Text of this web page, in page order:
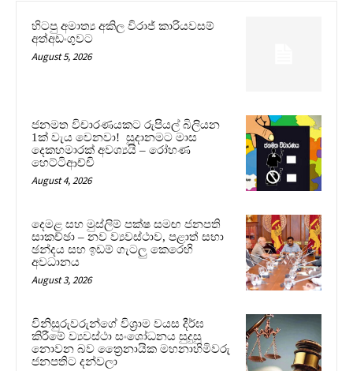
හිටපු අමාත්‍ය අකිල විරාජ් කාරියවසම්
අත්අඩංගුවට
August 5, 2026
ජනමත විචාරණයකට රුපියල් බිලියන
1ක් වැය වෙනවා! සූදානමට මාස
දෙකහමාරක් අවශ්‍යයි – රෝහණ
හෙට්ටිආච්චි
August 4, 2026
දෙමළ සහ මුස්ලිම් පක්ෂ සමඟ ජනපති
සාකච්ඡා – නව ව්‍යවස්ථාව, පළාත් සභා
ඡන්දය සහ ඉඩම් ගැටලු කෙරෙහි
අවධානය
August 3, 2026
විනිසුරුවරුන්ගේ විශ්‍රාම වයස දීර්ඝ
කිරීමේ ව්‍යවස්ථා සංශෝධනය සුදුසු
නොවන බව ත්‍රෛනායික මහනාහිමිවරු
ජනපතිට දන්වලා